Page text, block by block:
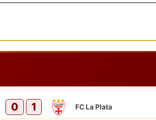
0 1 FC La Plata